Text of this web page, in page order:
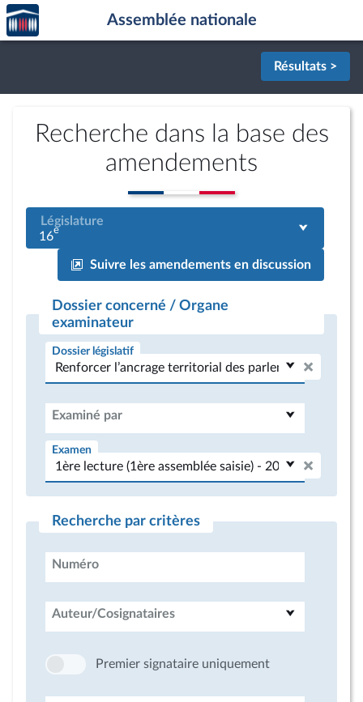
Aller au contenu
Aller en bas de la page
Accèder
à la
page
Assemblée nationale
Résultats >
Recherche dans la base des
amendements
Législature
16e
Suivre les amendements en discussion
Dossier concerné / Organe
examinateur
Dossier législatif
Examiné par
Examen
Recherche par critères
Numéro
Auteur/Cosignataires
Premier signataire uniquement